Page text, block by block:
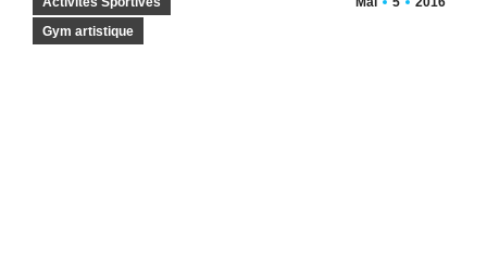
Gym artistique